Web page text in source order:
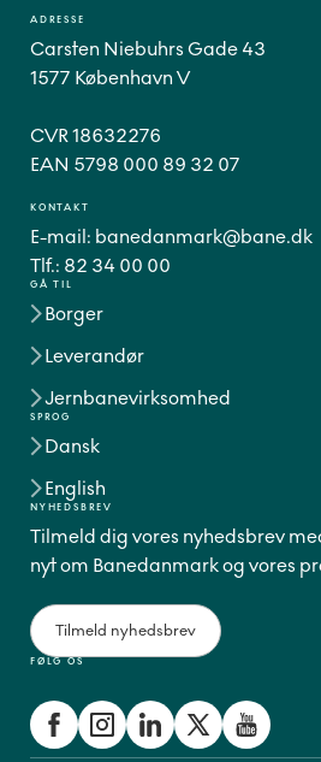
GÅ TIL
Borger
Leverandør
Jernbanevirksomhed
SPROG
Dansk
English
FØLG OS
ADRESSE
Carsten Niebuhrs Gade 43
1577 København V
CVR 18632276
EAN 5798 000 89 32 07
KONTAKT
E-mail: banedanmark@bane.dk
Tlf.: 82 34 00 00
NYHEDSBREV
Tilmeld dig vores nyhedsbrev
nyt om Banedanmark og vores
Tilmeld nyhedsbrev